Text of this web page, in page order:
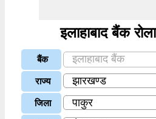
इलाहाबाद बैंक
बैंक
राज्य
जिला